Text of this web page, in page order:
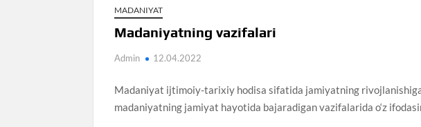
MADANIYAT
Madaniyatning vazifalari
Admin 12.04.2022
Madaniyat ijtimoiy-tarixiy hodisa sifatida jamiyatning rivojlanishiga
madaniyatning jamiyat hayotida bajaradigan vazifalarida o‘z